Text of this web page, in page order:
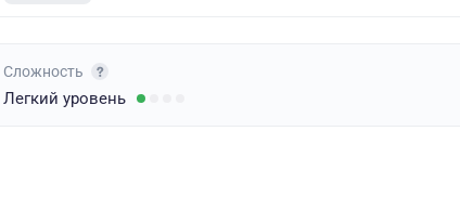
Сложность
Легкий уровень